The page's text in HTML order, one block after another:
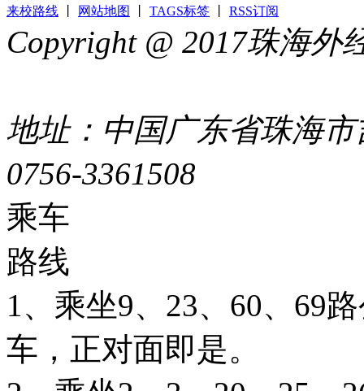
来校路线 网站地图 TAGS标签 RSS订阅
Copyright @ 2017珠海
地址：中国广东省珠海
0756-3361508
乘车
路线
1、乘坐9、23、60、69
车，正对面即是。